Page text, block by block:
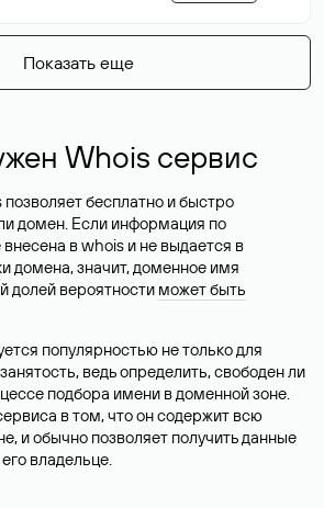
Показать еще
Whois сервис
бесплатно и быстро
домен. Если информация по
в whois и не выдается в
домена, значит, доменное имя
долей вероятности может быть
популярностью не только для
ведь определить, свободен ли
подбора имени в доменной зоне.
в том, что он содержит всю
и обычно позволяет получить данные
владельце.